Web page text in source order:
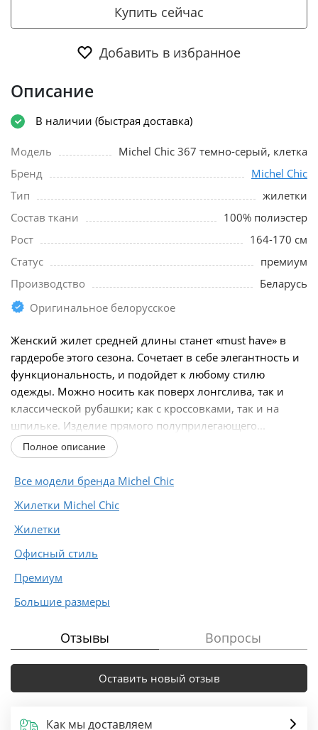
Купить сейчас
Добавить в избранное
Описание
В наличии (быстрая доставка)
Модель
Michel Chic 367 темно-серый, клетка
Бренд
Michel Chic
Тип
жилетки
Состав ткани
100% полиэстер
Рост
164-170 см
Статус
премиум
Производство
Беларусь
Оригинальное белорусское
Женский жилет средней длины станет «must have» в
гардеробе этого сезона. Сочетает в себе элегантность и
функциональность, и подойдет к любому стилю
одежды. Можно носить как поверх лонгслива, так и
классической рубашки; как с кроссовками, так и на
шпильке. Изделие прямого полуприлегающего...
Полное описание
Все модели бренда Michel Chic
Жилетки Michel Chic
Жилетки
Офисный стиль
Премиум
Большие размеры
Отзывы Вопросы
Оставить новый отзыв
Как мы доставляем